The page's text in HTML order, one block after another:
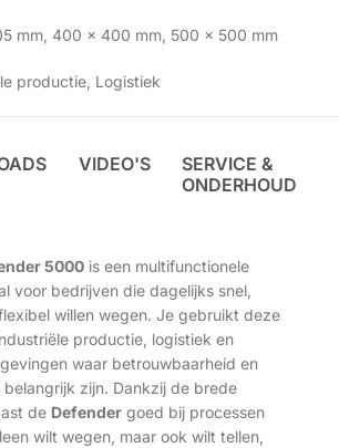
mm, 400 x 400 mm, 500 x 500 mm
productie, Logistiek
VIDEO'S
SERVICE &
ONDERHOUD
5000 is een multifunctionele
voor bedrijven die dagelijks snel,
willen wegen. Je gebruikt deze
productie, logistiek en
waar betrouwbaarheid en
zijn. Dankzij de brede
de Defender goed bij processen
wilt wegen, maar ook wilt tellen,